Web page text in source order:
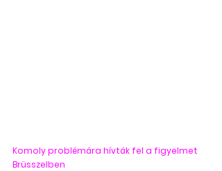
Komoly problémára hívták fel a figyelmet
Brüsszelben